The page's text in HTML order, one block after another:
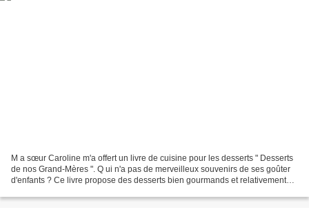
M a sœur Caroline m'a offert un livre de cuisine pour les desserts " Desserts
de nos Grand-Mères ". Q ui n'a pas de merveilleux souvenirs de ses goûter
d'enfants ? Ce livre propose des desserts bien gourmands et relativement